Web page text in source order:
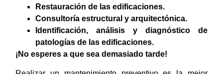
Restauración de las edificaciones.
Consultoría estructural y arquitectónica.
Identificación, análisis y diagnóstico de
patologías de las edificaciones.
¡No esperes a que sea demasiado tarde!